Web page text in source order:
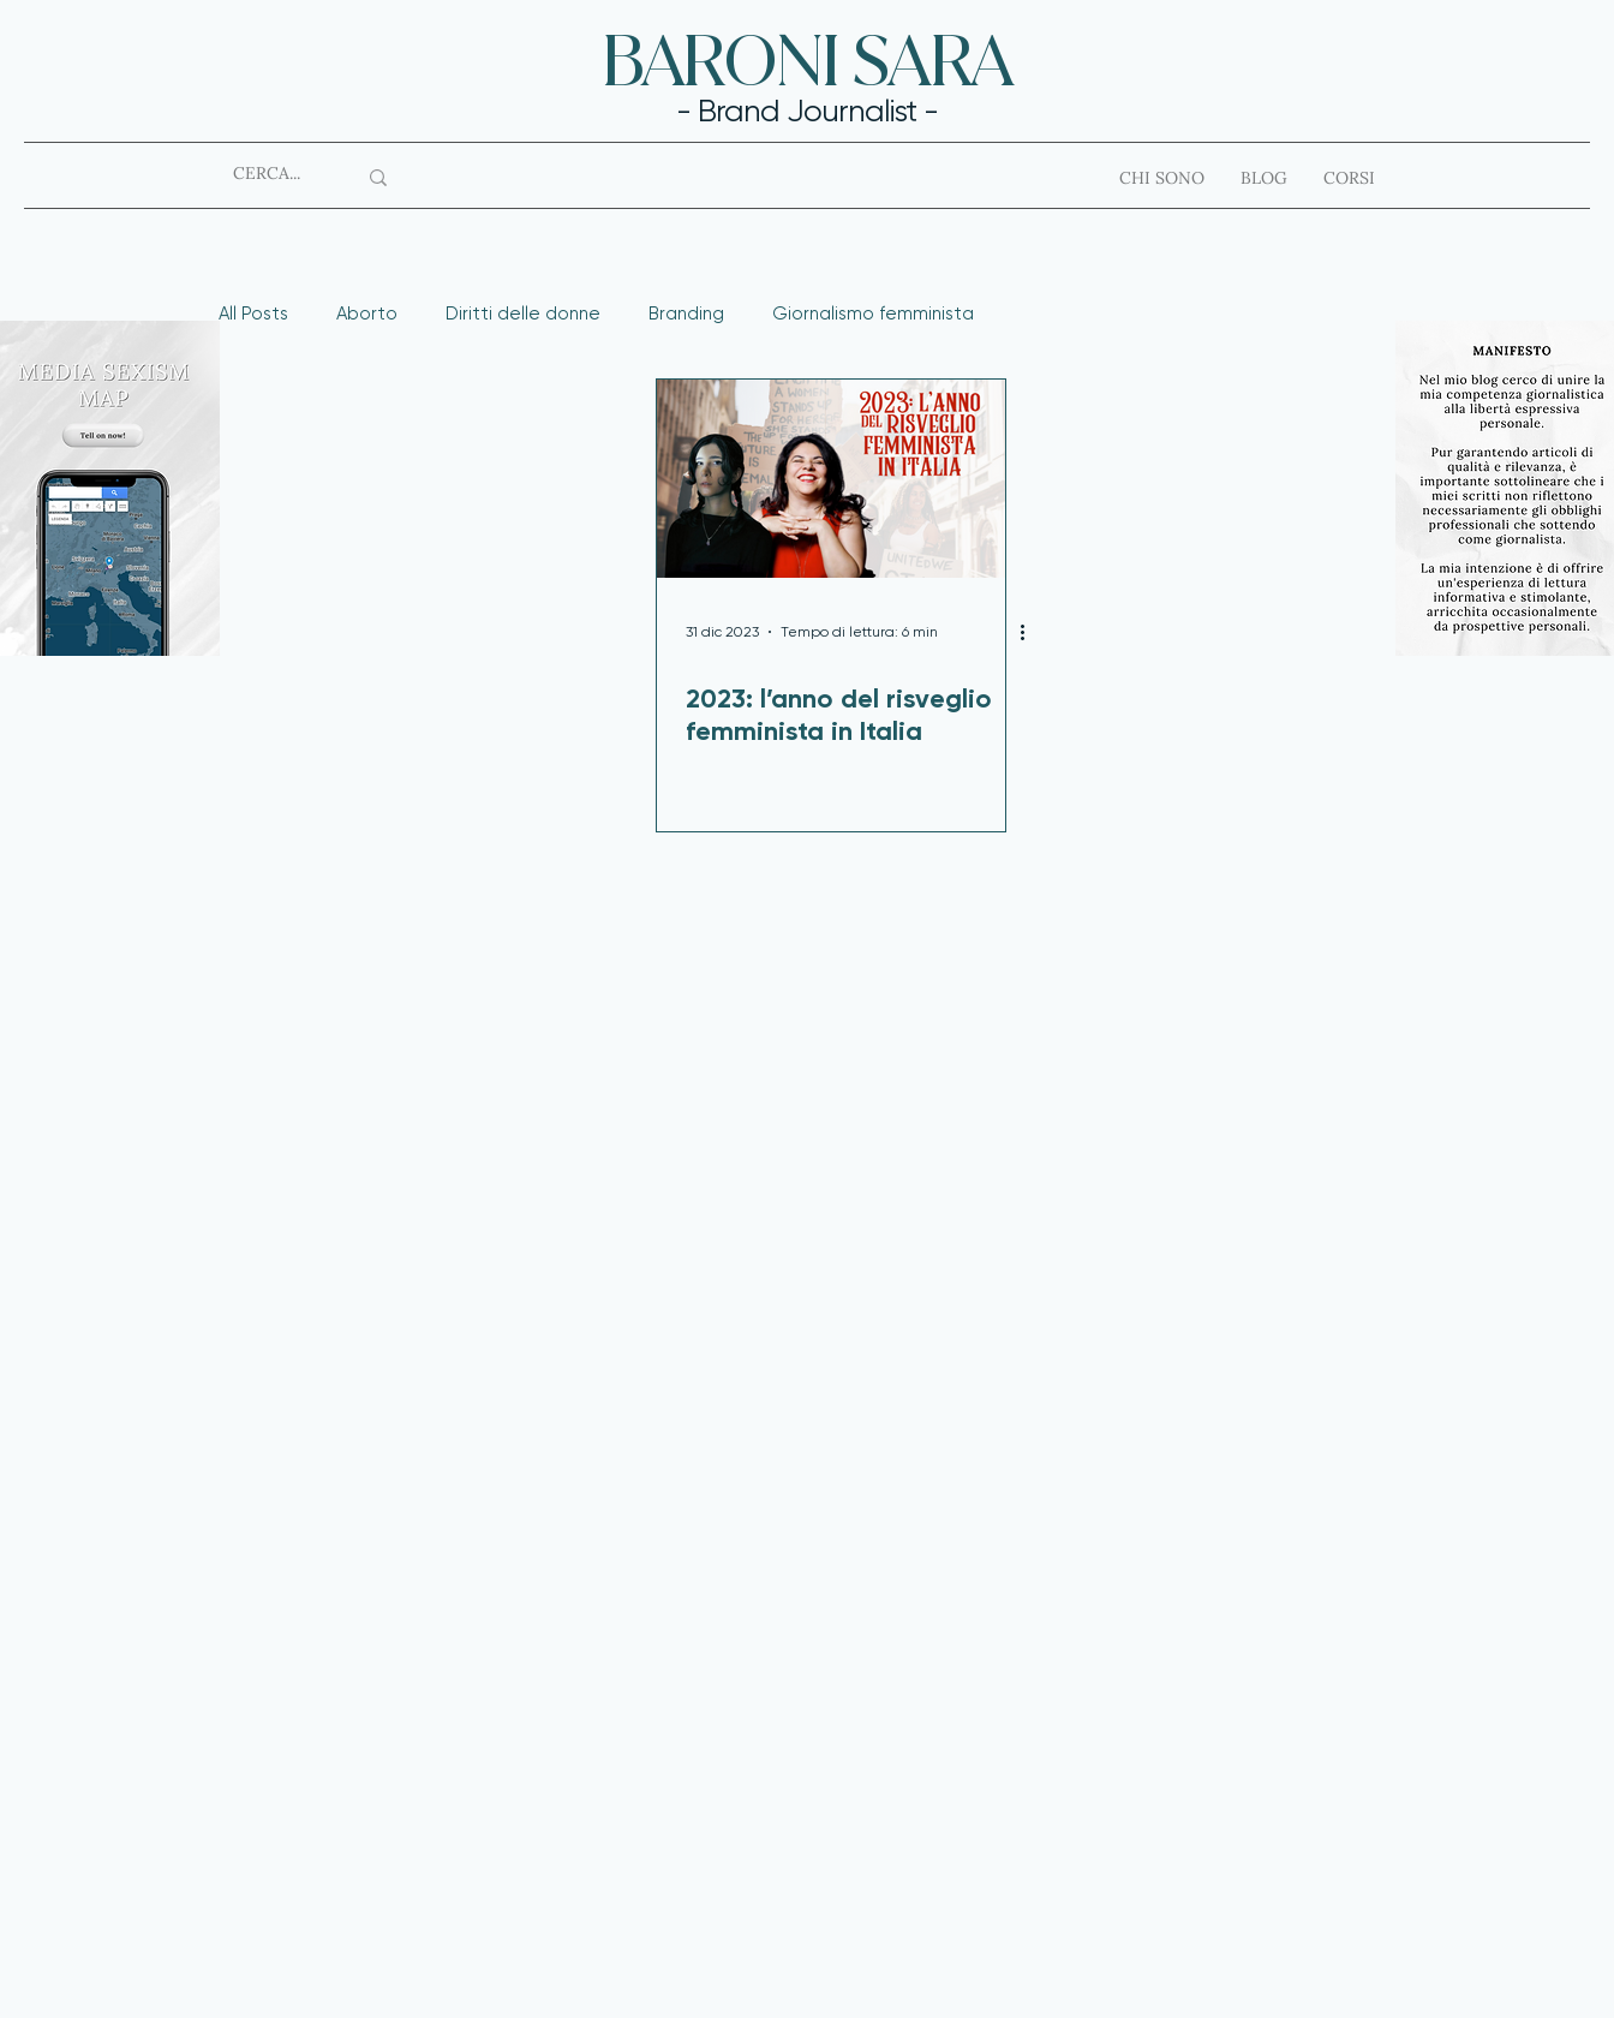
BARONI SARA
- Brand Journalist -
CHI SONO BLOG CORSI
All Posts Aborto Diritti delle donne Branding Giornalismo femminista
31 dic 2023 Tempo di lettura: 6 min
2023: l’anno del risveglio
femminista in Italia